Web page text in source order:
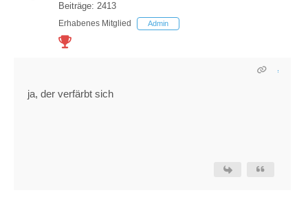
Beiträge: 2413
Erhabenes Mitglied Admin
ja, der verfärbt sich